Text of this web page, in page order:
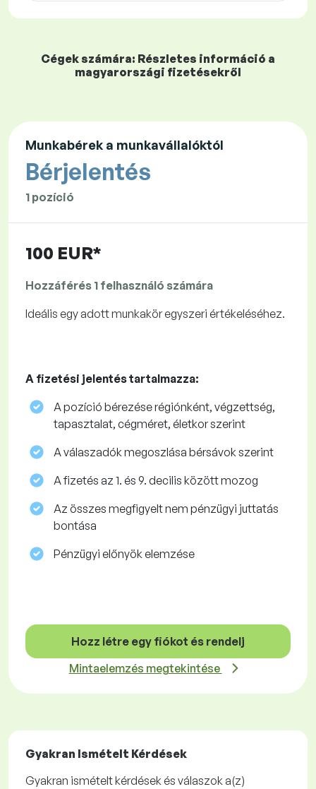
Cégek számára: Részletes információ a
magyarországi fizetésekről
Munkabérek a munkavállalóktól
Bérjelentés
1 pozíció
100 EUR*
Hozzáférés 1 felhasználó számára
Ideális egy adott munkakör egyszeri értékeléséhez.
A fizetési jelentés tartalmazza:
A pozíció bérezése régiónként, végzettség,
tapasztalat, cégméret, életkor szerint
A válaszadók megoszlása ​​bérsávok szerint
A fizetés az 1. és 9. decilis között mozog
Az összes megfigyelt nem pénzügyi juttatás
bontása
Pénzügyi előnyök elemzése
Hozz létre egy fiókot és rendelj
Mintaelemzés megtekintése
Gyakran Ismételt Kérdések
Gyakran ismételt kérdések és válaszok a(z)